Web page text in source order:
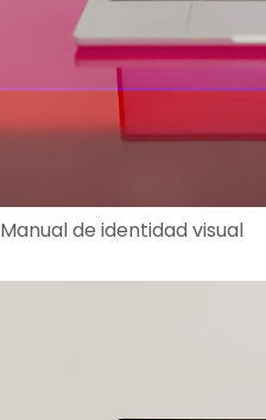
Manual de identidad visual